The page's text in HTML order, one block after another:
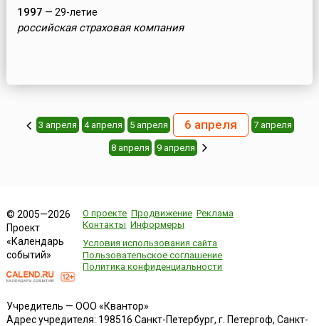
1997 — 29-летие
российская страховая компания
3 апреля 4 апреля 5 апреля 6 апреля 7 апреля
8 апреля 9 апреля
© 2005—2026
Проект
«Календарь
событий»
О проекте Продвижение Реклама
Контакты Информеры
Условия использования сайта
Пользовательское соглашение
Политика конфиденциальности
Учредитель — ООО «Квантор»
Адрес учредителя: 198516 Санкт-Петербург, г. Петергоф, Санкт-